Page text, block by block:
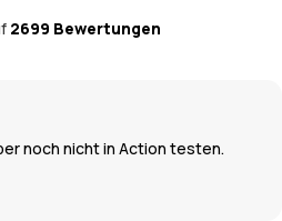
2699 Bewertungen
noch nicht in Action testen.